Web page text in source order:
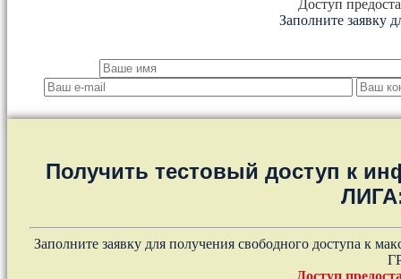
Доступ
Заполните заявку
Получить тестовый доступ к
Заполните заявку для получения свободного доступа к